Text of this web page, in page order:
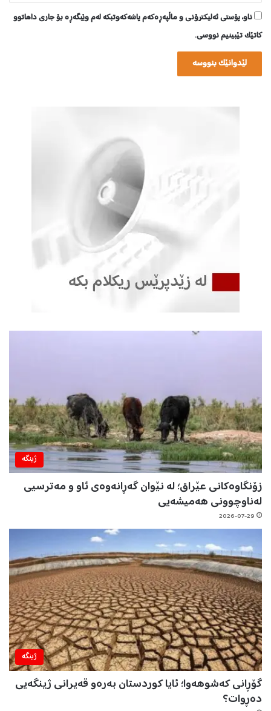
ناو، پۆستی ئەلیکترۆنی و ماڵپەڕەکەم پاشەکەوتبکە لەم وێبگەڕە بۆ جاری داهاتوو
کاتێک تێبینیم نووسی.
ژینگه‌
زۆنگاوەکانی عێراق؛ لە نێوان گەڕانەوەی ئاو و مەترسیی
لەناوچوونی هەمیشەیی
2026-07-29
ژینگه‌
گۆڕانی کەشوهەوا؛ ئایا کوردستان بەرەو قەیرانی ژینگەیی
دەڕوات؟